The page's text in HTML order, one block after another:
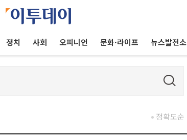
정치 사회 오피니언 문화·라이프 뉴스발전소
정확도순